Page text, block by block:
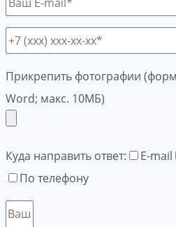
Прикрепить фотографии
Word; макс. 10МБ)
Куда направить ответ: E-mail
По телефону